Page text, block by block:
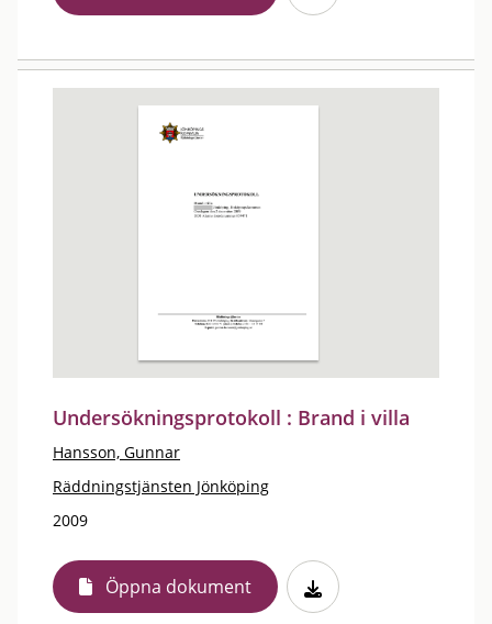
Undersökningsprotokoll : Brand i villa
Hansson, Gunnar
Räddningstjänsten Jönköping
2009
Öppna dokument